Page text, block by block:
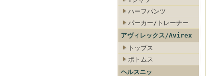
ハーフパンツ
パーカー/トレーナー
アヴィレックス/Avirex
トップス
ボトムス
ヘルスニッ